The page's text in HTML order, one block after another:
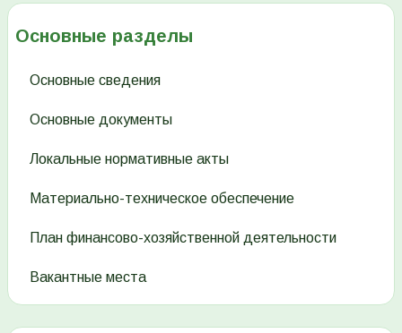
Основные разделы
Основные сведения
Основные документы
Локальные нормативные акты
Материально-техническое обеспечение
План финансово-хозяйственной деятельности
Вакантные места